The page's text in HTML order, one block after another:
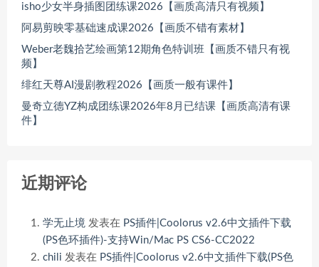
isho少女半身插图团练课2026【画质高清只有视频】
阿易剪映零基础速成课2026【画质不错有素材】
Weber老魏拾艺绘画第12期角色特训班【画质不错只有视
频】
绯红天尊AI漫剧教程2026【画质一般有课件】
曼奇立德YZ构成团练课2026年8月已结课【画质高清有课
件】
近期评论
学无止境 发表在 PS插件|Coolorus v2.6中文插件下载
(PS色环插件)-支持Win/Mac PS CS6-CC2022
chili 发表在 PS插件|Coolorus v2.6中文插件下载(PS色